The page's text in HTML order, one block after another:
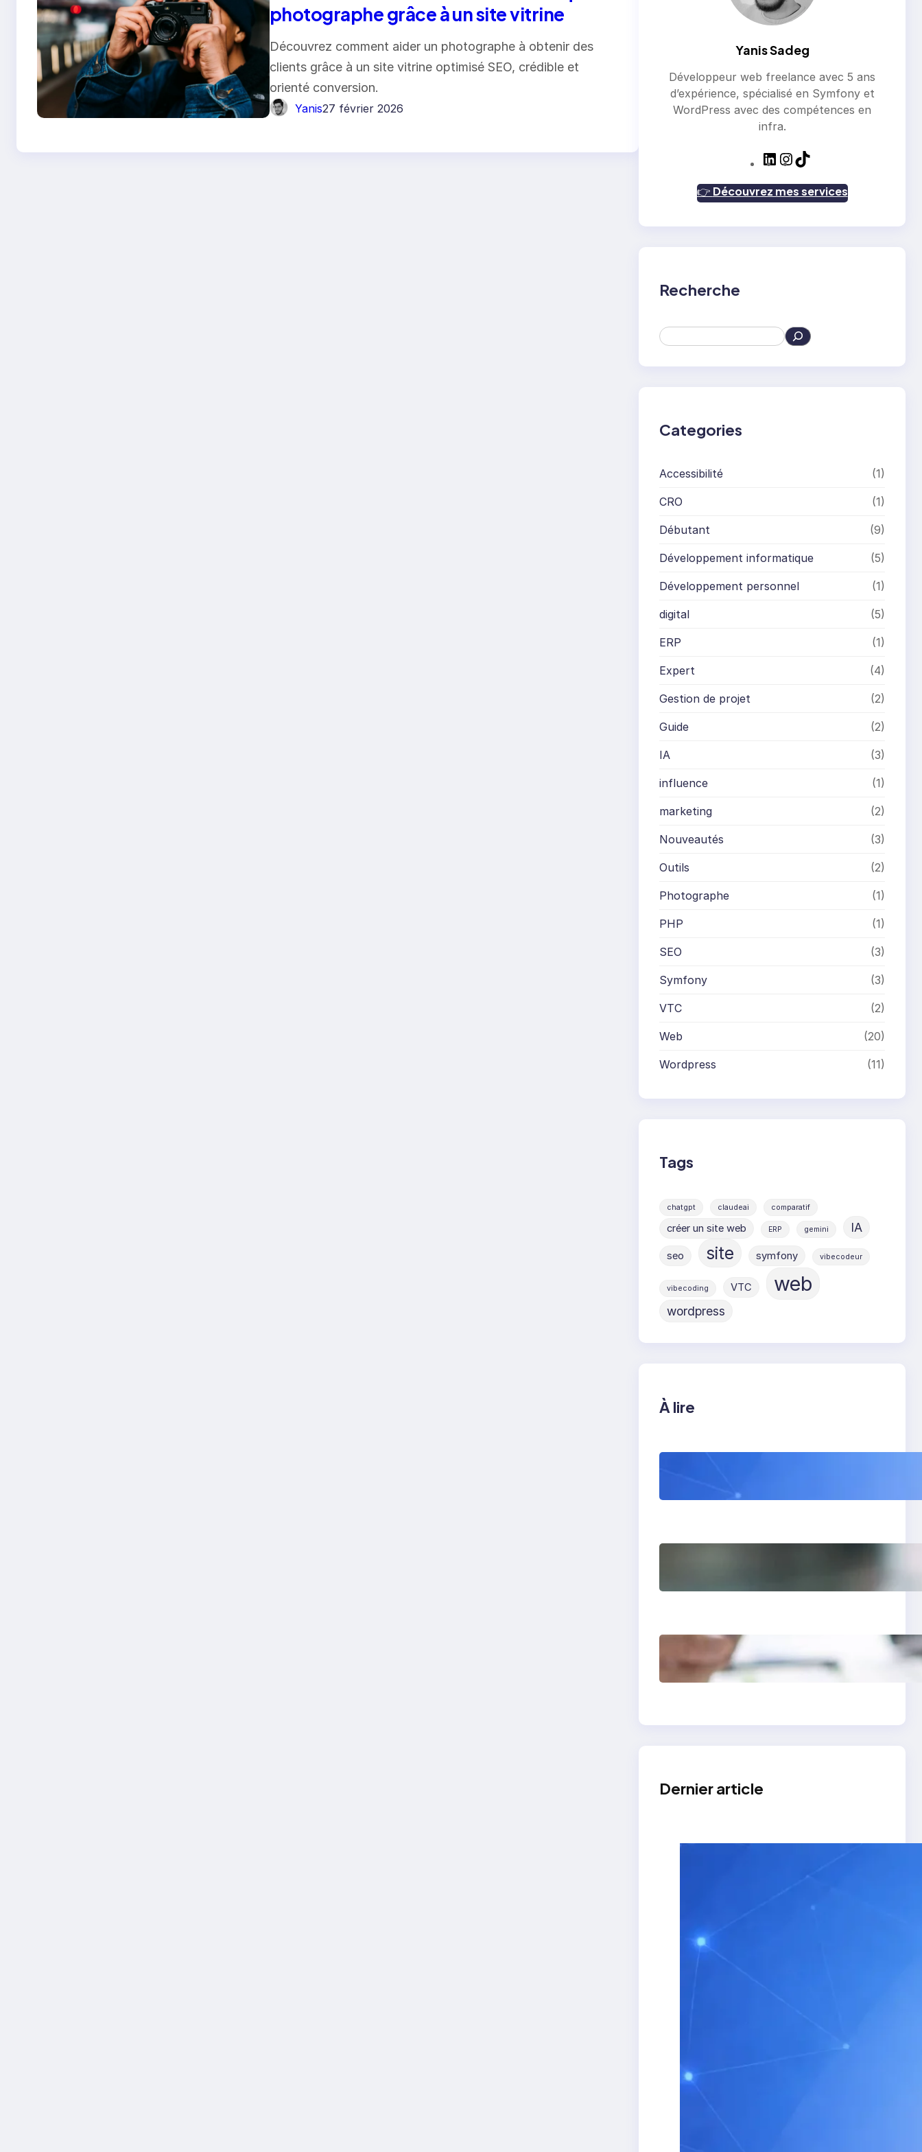
photographe grâce à un site vitrine
Découvrez comment aider un photographe à obtenir des
clients grâce à un site vitrine optimisé SEO, crédible et
orienté conversion.
Yanis27 février 2026
Yanis Sadeg
Développeur web freelance avec 5 ans
d’expérience, spécialisé en Symfony et
WordPress avec des compétences en
infra.
L
n
k
d
I
n
s
t
g
T
k
T
k
👉 Découvrez mes services
Recherche
S
e
Categories
Accessibilité (1)
CRO (1)
Débutant (9)
Développement informatique (5)
Développement personnel (1)
digital (5)
ERP (1)
Expert (4)
Gestion de projet (2)
Guide (2)
IA (3)
influence (1)
marketing (2)
Nouveautés (3)
Outils (2)
Photographe (1)
PHP (1)
SEO (3)
Symfony (3)
VTC (2)
Web (20)
Wordpress (11)
Tags
chatgpt claudeai comparatif
créer un site web ERP gemini IA
seo site symfony vibecodeur
vibecoding VTC web
wordpress
À lire
sortie (et ce que ça
photographe grâce à
Site vitrine expert-
comptable : levier de
croissance
Dernier article